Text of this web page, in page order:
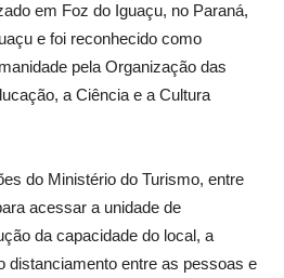
em Foz do Iguaçu, no Paraná,
e foi reconhecido como
pela Organização das
a Ciência e a Cultura
do Ministério do Turismo, entre
acessar a unidade de
da capacidade do local, a
distanciamento entre as pessoas e